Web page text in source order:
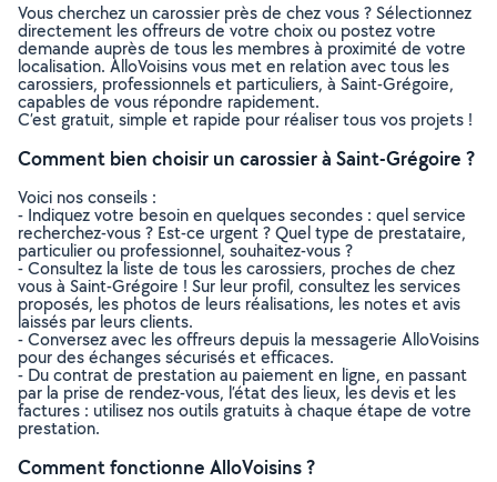
Vous cherchez un carossier près de chez vous ? Sélectionnez
directement les offreurs de votre choix ou postez votre
demande auprès de tous les membres à proximité de votre
localisation. AlloVoisins vous met en relation avec tous les
carossiers, professionnels et particuliers, à Saint-Grégoire,
capables de vous répondre rapidement.
C’est gratuit, simple et rapide pour réaliser tous vos projets !
Comment bien choisir un carossier à Saint-Grégoire ?
Voici nos conseils :
- Indiquez votre besoin en quelques secondes : quel service
recherchez-vous ? Est-ce urgent ? Quel type de prestataire,
particulier ou professionnel, souhaitez-vous ?
- Consultez la liste de tous les carossiers, proches de chez
vous à Saint-Grégoire ! Sur leur profil, consultez les services
proposés, les photos de leurs réalisations, les notes et avis
laissés par leurs clients.
- Conversez avec les offreurs depuis la messagerie AlloVoisins
pour des échanges sécurisés et efficaces.
- Du contrat de prestation au paiement en ligne, en passant
par la prise de rendez-vous, l’état des lieux, les devis et les
factures : utilisez nos outils gratuits à chaque étape de votre
prestation.
Comment fonctionne AlloVoisins ?